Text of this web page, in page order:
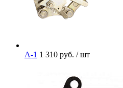
A-1 1 310 руб. / шт